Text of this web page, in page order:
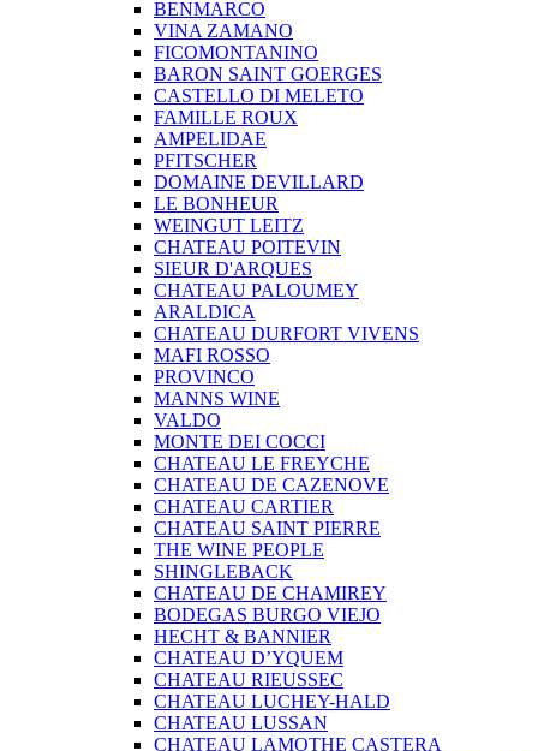
BENMARCO
VINA ZAMANO
FICOMONTANINO
BARON SAINT GOERGES
CASTELLO DI MELETO
FAMILLE ROUX
AMPELIDAE
PFITSCHER
DOMAINE DEVILLARD
LE BONHEUR
WEINGUT LEITZ
CHATEAU POITEVIN
SIEUR D'ARQUES
CHATEAU PALOUMEY
ARALDICA
CHATEAU DURFORT VIVENS
MAFI ROSSO
PROVINCO
MANNS WINE
VALDO
MONTE DEI COCCI
CHATEAU LE FREYCHE
CHATEAU DE CAZENOVE
CHATEAU CARTIER
CHATEAU SAINT PIERRE
THE WINE PEOPLE
SHINGLEBACK
CHATEAU DE CHAMIREY
BODEGAS BURGO VIEJO
HECHT & BANNIER
CHATEAU D’YQUEM
CHATEAU RIEUSSEC
CHATEAU LUCHEY-HALD
CHATEAU LUSSAN
CHATEAU LAMOTHE CASTERA